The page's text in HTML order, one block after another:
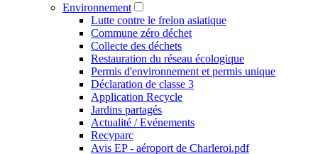
Environnement
Lutte contre le frelon asiatique
Commune zéro déchet
Collecte des déchets
Restauration du réseau écologique
Permis d'environnement et permis unique
Déclaration de classe 3
Application Recycle
Jardins partagés
Actualité / Evénements
Recyparc
Avis EP - aéroport de Charleroi.pdf